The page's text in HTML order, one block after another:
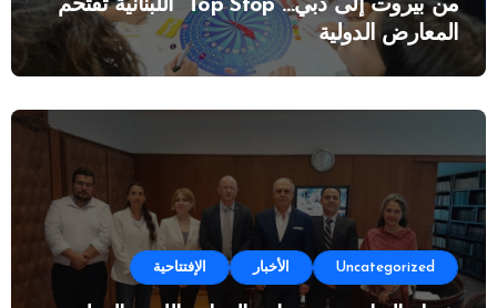
من بيروت إلى دبي…”Top Stop” اللبنانية تقتحم
المعارض الدولية
Uncategorized الأخبار الإفتتاحية